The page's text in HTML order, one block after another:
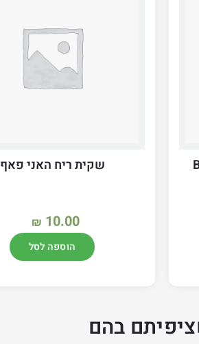
שקית ריח האני פאף
₪ 10.00
הוספה לסל
בהם